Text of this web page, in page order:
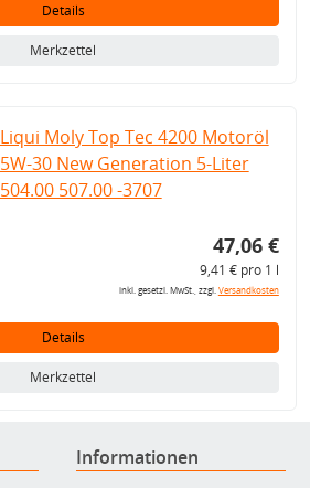
Details
Merkzettel
Liqui Moly Top Tec 4200 Motoröl
5W-30 New Generation 5-Liter
504.00 507.00 -3707
47,06 €
9,41 € pro 1 l
inkl. gesetzl. MwSt., zzgl.Versandkosten
Details
Merkzettel
Informationen